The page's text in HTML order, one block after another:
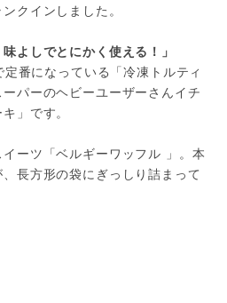
クインしました。
味よしでとにかく使える！」
番になっている「冷凍トルティ
パーのヘビーユーザーさんイチ
」です。
ーツ「ベルギーワッフル 」。本
長方形の袋にぎっしり詰まって